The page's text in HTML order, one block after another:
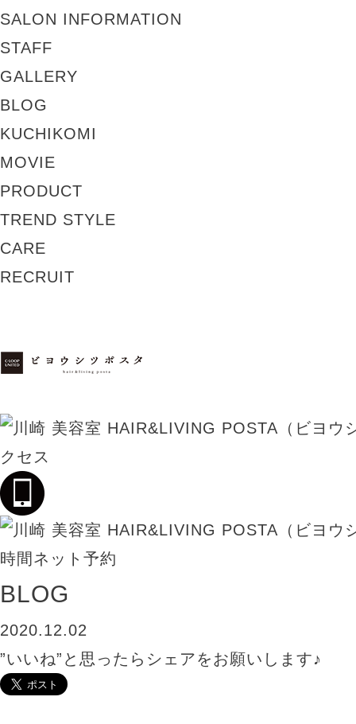
SALON INFORMATION
STAFF
GALLERY
BLOG
KUCHIKOMI
MOVIE
PRODUCT
TREND STYLE
CARE
RECRUIT
BLOG
2020.12.02
”いいね”と思ったらシェアをお願いします♪